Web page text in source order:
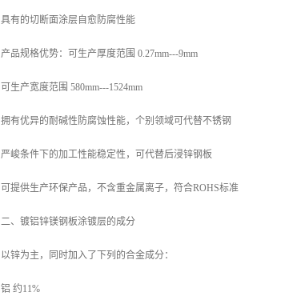
具有的切断面涂层自愈防腐性能
产品规格优势：可生产厚度范围 0.27mm---9mm
可生产宽度范围 580mm---1524mm
拥有优异的耐碱性防腐蚀性能，个别领域可代替不锈钢
严峻条件下的加工性能稳定性，可代替后浸锌钢板
可提供生产环保产品，不含重金属离子，符合ROHS标准
二、镀铝锌镁钢板涂镀层的成分
以锌为主，同时加入了下列的合金成分：
铝 约11%